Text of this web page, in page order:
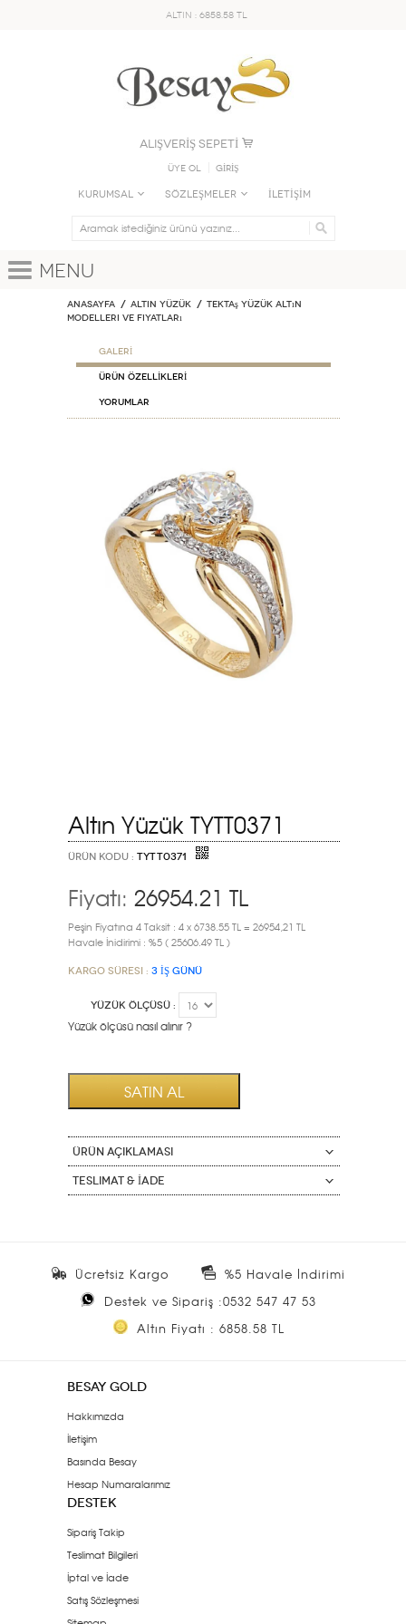
ALTIN : 6858.58 TL
ALIŞVERİŞ SEPETİ
Üye Ol GİRİŞ
KURUMSAL SÖZLEŞMELER İLETİŞİM
Menu
Anasayfa ALTIN YÜZÜK
Tektaş Yüzük Altın
Modelleri ve Fiyatları
GALERİ
ÜRÜN ÖZELLİKLERİ
Yorumlar
Altın Yüzük TYTT0371
ÜRÜN KODU : TYTT0371
Fiyatı: 26954.21 TL
Peşin Fiyatına 4 Taksit : 4 x 6738.55 TL = 26954,21 TL
Havale İnidirimi : %5 ( 25606.49 TL )
Kargo Süresi : 3 İŞ GÜNÜ
YÜZÜK ÖLÇÜSÜ :
Yüzük ölçüsü nasıl alınır ?
ÜRÜN AÇIKLAMASI
Teslimat & İade
Ücretsiz Kargo
%5 Havale İndirimi
Destek ve Sipariş :0532 547 47 53
Altın Fiyatı : 6858.58 TL
BESAY GOLD
Hakkımızda
İletişim
Basında Besay
Hesap Numaralarımız
DESTEK
Sipariş Takip
Teslimat Bilgileri
İptal ve İade
Satış Sözleşmesi